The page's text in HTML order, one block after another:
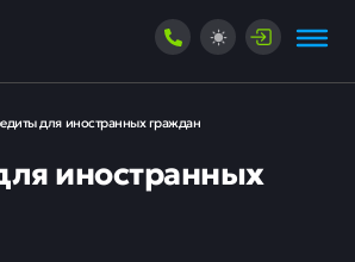
для иностранных граждан
иностранных